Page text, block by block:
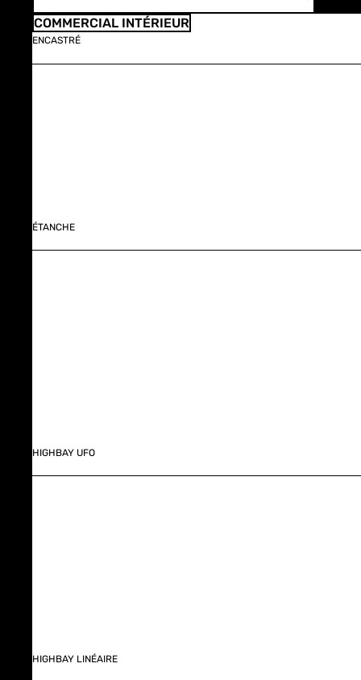
COMMERCIAL INTÉRIEUR
ENCASTRÉ
ÉTANCHE
HIGHBAY UFO
HIGHBAY LINÉAIRE